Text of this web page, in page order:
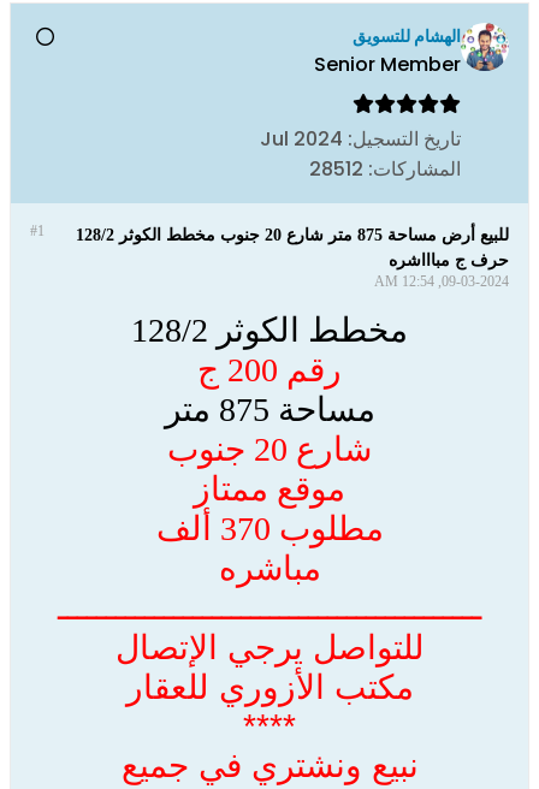
الهشام للتسويق
Senior Member
تاريخ التسجيل: Jul 2024
المشاركات: 28512
#1
للبيع أرض مساحة 875 متر شارع 20 جنوب مخطط الكوثر 128/2
حرف ج مباااشره
09-03-2024, 12:54 AM
مخطط الكوثر 128/2
رقم 200 ج
مساحة 875 متر
شارع 20 جنوب
موقع ممتاز
مطلوب 370 ألف
مباشره
ــــــــــــــــــــــــــــــــــــــــــــ
للتواصل يرجي الإتصال
مكتب الأزوري للعقار
****
نبيع ونشتري في جميع